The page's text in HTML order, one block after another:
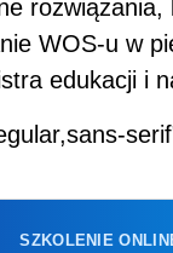
rozwiązania,
WOS-u w
edukacji i
SZKOLENIE